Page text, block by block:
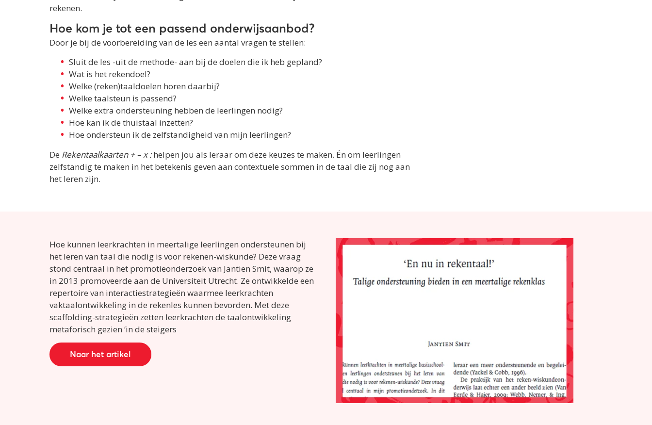
rekenen.
Hoe kom je tot een passend onderwijsaanbod?
Door je bij de voorbereiding van de les een aantal vragen te stellen:
Sluit de les -uit de methode- aan bij de doelen die ik heb gepland?
Wat is het rekendoel?
Welke (reken)taaldoelen horen daarbij?
Welke taalsteun is passend?
Welke extra ondersteuning hebben de leerlingen nodig?
Hoe kan ik de thuistaal inzetten?
Hoe ondersteun ik de zelfstandigheid van mijn leerlingen?
De Rekentaalkaarten + – x :helpen jou als leraar om deze keuzes te maken. Én om leerlingen
zelfstandig te maken in het betekenis geven aan contextuele sommen in de taal die zij nog aan
het leren zijn.
Hoe kunnen leerkrachten in meertalige leerlingen ondersteunen bij
het leren van taal die nodig is voor rekenen-wiskunde? Deze vraag
stond centraal in het promotieonderzoek van Jantien Smit, waarop ze
in 2013 promoveerde aan de Universiteit Utrecht. Ze ontwikkelde een
repertoire van interactiestrategieën waarmee leerkrachten
vaktaalontwikkeling in de rekenles kunnen bevorden. Met deze
scaffolding-strategieën zetten leerkrachten de taalontwikkeling
metaforisch gezien ‘in de steigers
Naar het artikel